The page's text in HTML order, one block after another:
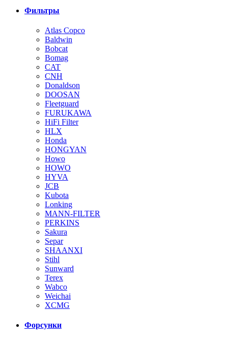
Фильтры
Atlas Copco
Baldwin
Bobcat
Bomag
CAT
CNH
Donaldson
DOOSAN
Fleetguard
FURUKAWA
HiFi Filter
HLX
Honda
HONGYAN
Howo
HOWO
HYVA
JCB
Kubota
Lonking
MANN-FILTER
PERKINS
Sakura
Separ
SHAANXI
Stihl
Sunward
Terex
Wabco
Weichai
XCMG
Форсунки